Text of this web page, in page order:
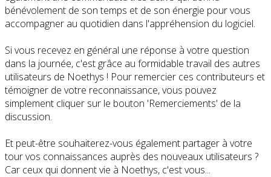
bénévolement de son temps et de son énergie pour vous
accompagner au quotidien dans l'appréhension du logiciel.
Si vous recevez en général une réponse à votre question
dans la journée, c'est grâce au formidable travail des autres
utilisateurs de Noethys ! Pour remercier ces contributeurs et
témoigner de votre reconnaissance, vous pouvez
simplement cliquer sur le bouton 'Remerciements' de la
discussion.
Et peut-être souhaiterez-vous également partager à votre
tour vos connaissances auprès des nouveaux utilisateurs ?
Car ceux qui donnent vie à Noethys, c'est vous...